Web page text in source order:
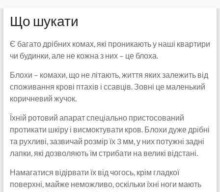
Що шукати
Є багато дрібних комах, які проникають у наші квартири
чи будинки, але не кожна з них – це блоха.
Блохи – комахи, що не літають, життя яких залежить від
споживання крові птахів і ссавців. Зовні це маленький
коричневий жучок.
Їхній ротовий апарат спеціально пристосований
протикати шкіру і висмоктувати кров. Блохи дуже дрібні
та рухливі, зазвичай розмір їх 3 мм, у них потужні задні
лапки, які дозволяють їм стрибати на великі відстані.
Намагатися відірвати їх від чогось, крім гладкої
поверхні, майже неможливо, оскільки їхні ноги мають